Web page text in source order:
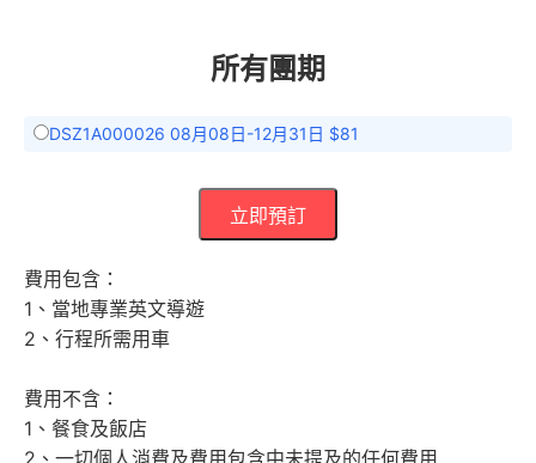
所有團期
DSZ1A000026 08月08日-12月31日 $81
立即預訂
費用包含：
1、當地專業英文導遊
2、行程所需用車
費用不含：
1、餐食及飯店